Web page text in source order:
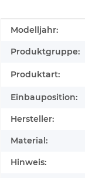
Produkteigenschaft
Wert
Modelljahr:
Produktgruppe:
Produktart:
Einbauposition:
Hersteller:
Material:
Hinweis: